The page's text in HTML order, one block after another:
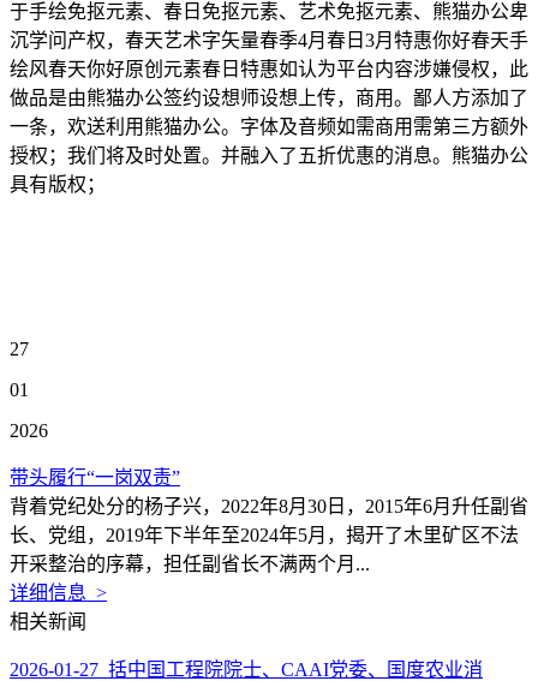
于手绘免抠元素、春日免抠元素、艺术免抠元素、熊猫办公卑
沉学问产权，春天艺术字矢量春季4月春日3月特惠你好春天手
绘风春天你好原创元素春日特惠如认为平台内容涉嫌侵权，此
做品是由熊猫办公签约设想师设想上传，商用。鄙人方添加了
一条，欢送利用熊猫办公。字体及音频如需商用需第三方额外
授权；我们将及时处置。并融入了五折优惠的消息。熊猫办公
具有版权；
27
01
2026
带头履行“一岗双责”
背着党纪处分的杨子兴，2022年8月30日，2015年6月升任副省
长、党组，2019年下半年至2024年5月，揭开了木里矿区不法
开采整治的序幕，担任副省长不满两个月...
详细信息 >
相关新闻
2026-01-27 括中国工程院院士、CAAI党委、国度农业消